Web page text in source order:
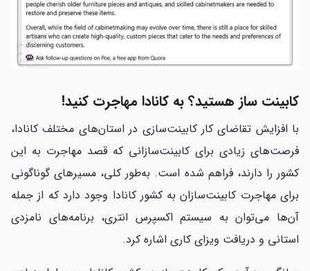
کابینت ساز هستید؟ به کانادا مهاجرت کنید!
با افزایش تقاضای کار کابینت‌سازی در استان‌های مختلف کانادا،
فرصت‌های زیادی برای کابینت‌سازانی که قصد مهاجرت به این
کشور را دارند، فراهم شده است. به‌طور کلی، مسیرهای گوناگونی
برای مهاجرت کابینت‌سازان به کشور کانادا وجود دارد که از جمله
آن‌ها می‌توان به سیستم اکسپرس انتری، برنامه‌های نامزدی
استانی و دریافت ویزای کاری اشاره کرد.